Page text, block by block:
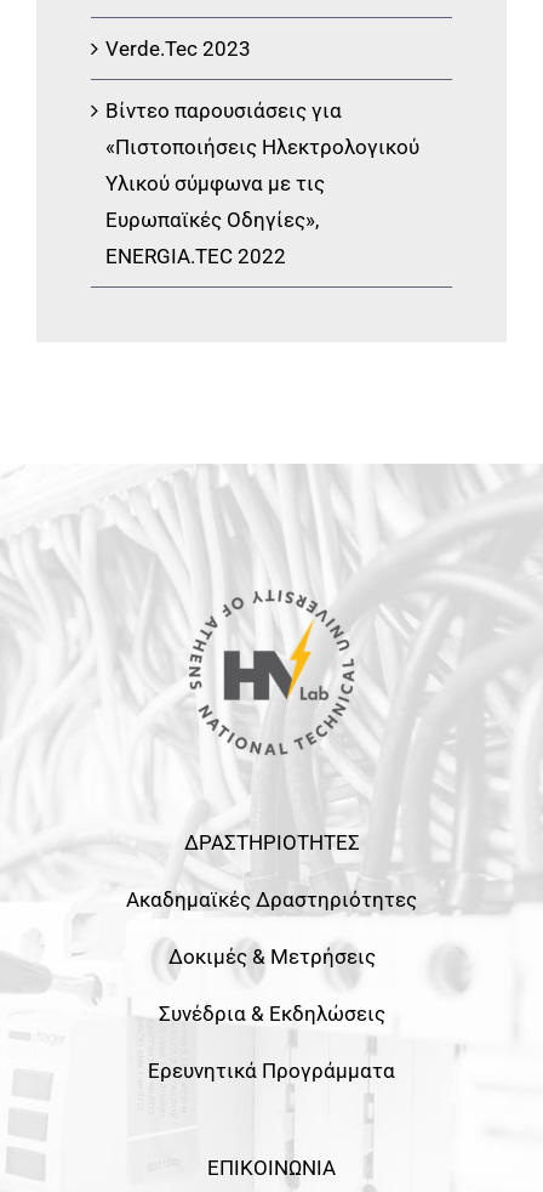
Verde.Tec 2023
Βίντεο παρουσιάσεις για
«Πιστοποιήσεις Ηλεκτρολογικού
Υλικού σύμφωνα με τις
Ευρωπαϊκές Οδηγίες»,
ENERGIA.TEC 2022
ΔΡΑΣΤΗΡΙΟΤΗΤΕΣ
Ακαδημαϊκές Δραστηριότητες
Δοκιμές & Μετρήσεις
Συνέδρια & Εκδηλώσεις
Ερευνητικά Προγράμματα
ΕΠΙΚΟΙΝΩΝΙΑ